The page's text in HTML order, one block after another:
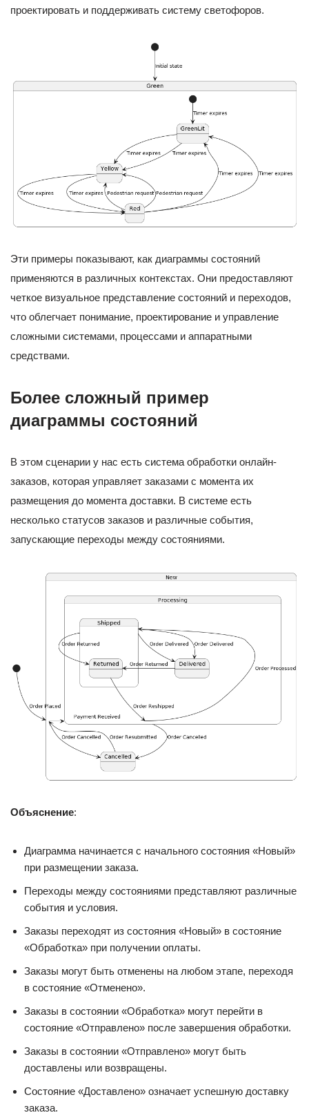
проектировать и поддерживать систему светофоров.
Эти примеры показывают, как диаграммы состояний
применяются в различных контекстах. Они предоставляют
четкое визуальное представление состояний и переходов,
что облегчает понимание, проектирование и управление
сложными системами, процессами и аппаратными
средствами.
Более сложный пример
диаграммы состояний
В этом сценарии у нас есть система обработки онлайн-
заказов, которая управляет заказами с момента их
размещения до момента доставки. В системе есть
несколько статусов заказов и различные события,
запускающие переходы между состояниями.
Объяснение:
Диаграмма начинается с начального состояния «Новый»
при размещении заказа.
Переходы между состояниями представляют различные
события и условия.
Заказы переходят из состояния «Новый» в состояние
«Обработка» при получении оплаты.
Заказы могут быть отменены на любом этапе, переходя
в состояние «Отменено».
Заказы в состоянии «Обработка» могут перейти в
состояние «Отправлено» после завершения обработки.
Заказы в состоянии «Отправлено» могут быть
доставлены или возвращены.
Состояние «Доставлено» означает успешную доставку
заказа.